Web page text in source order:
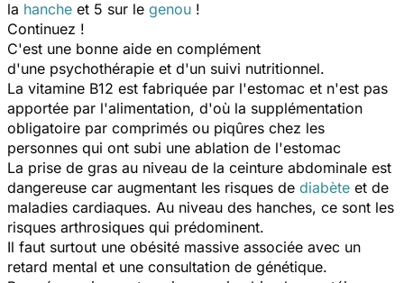
la hanche et 5 sur le genou !
Continuez !
C'est une bonne aide en complément
d'une psychothérapie et d'un suivi nutritionnel.
La vitamine B12 est fabriquée par l'estomac et n'est pas
apportée par l'alimentation, d'où la supplémentation
obligatoire par comprimés ou piqûres chez les
personnes qui ont subi une ablation de l'estomac
La prise de gras au niveau de la ceinture abdominale est
dangereuse car augmentant les risques de diabète et de
maladies cardiaques. Au niveau des hanches, ce sont les
risques arthrosiques qui prédominent.
Il faut surtout une obésité massive associée avec un
retard mental et une consultation de génétique.